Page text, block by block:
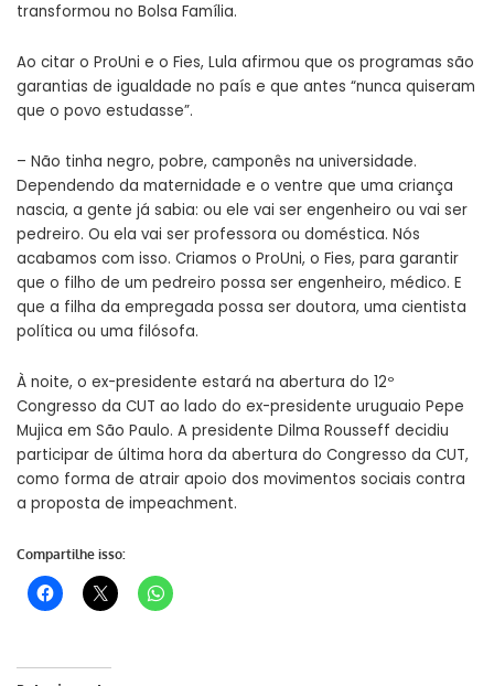
transformou no Bolsa Família.
Ao citar o ProUni e o Fies, Lula afirmou que os programas são
garantias de igualdade no país e que antes “nunca quiseram
que o povo estudasse”.
– Não tinha negro, pobre, camponês na universidade.
Dependendo da maternidade e o ventre que uma criança
nascia, a gente já sabia: ou ele vai ser engenheiro ou vai ser
pedreiro. Ou ela vai ser professora ou doméstica. Nós
acabamos com isso. Criamos o ProUni, o Fies, para garantir
que o filho de um pedreiro possa ser engenheiro, médico. E
que a filha da empregada possa ser doutora, uma cientista
política ou uma filósofa.
À noite, o ex-presidente estará na abertura do 12º
Congresso da CUT ao lado do ex-presidente uruguaio Pepe
Mujica em São Paulo. A presidente Dilma Rousseff decidiu
participar de última hora da abertura do Congresso da CUT,
como forma de atrair apoio dos movimentos sociais contra
a proposta de impeachment.
Compartilhe isso: